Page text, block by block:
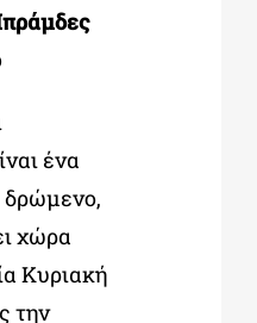
ένα
δρώμενο,
χώρα
Κυριακή
την